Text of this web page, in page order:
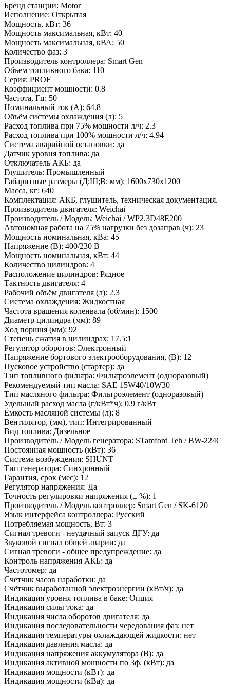
Бренд станции: Motor
Исполнение: Открытая
Мощность, кВт: 36
Мощность максимальная, кВт: 40
Мощность максимальная, кВА: 50
Количество фаз: 3
Производитель контроллера: Smart Gen
Объем топливного бака: 110
Серия: PROF
Коэффициент мощности: 0.8
Частота, Гц: 50
Номинальный ток (А): 64.8
Объём системы охлаждения (л): 5
Расход топлива при 75% мощности л/ч: 2.3
Расход топлива при 100% мощности л/ч: 4.94
Система аварийной остановки: да
Датчик уровня топлива: да
Отключатель АКБ: да
Глушитель: Промышленный
Габаритные размеры (Д;Ш;В; мм): 1600х730х1200
Масса, кг: 640
Комплектация: АКБ, глушитель, техническая документация.
Производитель двигателя: Weichai
Производитель / Модель: Weichai / WP2.3D48E200
Автономная работа на 75% нагрузки без дозаправ (ч): 23
Мощность номинальная, кВа: 45
Напряжение (В): 400/230 В
Мощность номинальная, кВт: 44
Количество цилиндров: 4
Расположение цилиндров: Рядное
Тактность двигателя: 4
Рабочий объём двигателя (л): 2.3
Система охлаждения: Жидкостная
Частота вращения коленвала (об/мин): 1500
Диаметр цилиндра (мм): 89
Ход поршня (мм): 92
Степень сжатия в цилиндрах: 17.5:1
Регулятор оборотов: Электронный
Напряжение бортового электрооборудования, (В): 12
Пусковое устройство (стартер): да
Тип топливного фильтра: Фильтроэлемент (одноразовый)
Рекомендуемый тип масла: SAE 15W40/10W30
Тип масляного фильтра: Фильтроэлемент (одноразовый)
Удельный расход масла (г/кВт*ч): 0.9 г/кВт
Ёмкость масляной системы (л): 8
Вентилятор, (мм), тип: Интегрированный
Вид топлива: Дизельное
Производитель / Модель генератора: STamford Teh / BW-224C
Постоянная мощность (кВт): 36
Система возбуждения: SHUNT
Тип генератора: Синхронный
Гарантия, срок (мес): 12
Регулятор напряжения: Да
Точность регулировки напряжения (± %): 1
Производитель / Модель контроллер: Smart Gen / SK-6120
Язык интерфейса контроллера: Русский
Потребляемая мощность, Вт: 3
Сигнал тревоги - неудачный запуск ДГУ: да
Звуковой сигнал общей аварии: да
Сигнал тревоги - общее предупреждение: да
Контроль напряжения АКБ: да
Частотомер: да
Счетчик часов наработки: да
Счётчик выработанной электроэнергии (кВт/ч): да
Индикация уровня топлива в баке: Опция
Индикация силы тока: да
Индикация числа оборотов двигателя: да
Индикация последовательности чередования фаз: нет
Индикация температуры охлаждающей жидкости: нет
Индикация давления масла: да
Индикация напряжения аккумулятора (В): да
Индикация активной мощности по 3ф. (кВт): да
Индикация мощности (кВт): да
Индикация мощности (кВа): да